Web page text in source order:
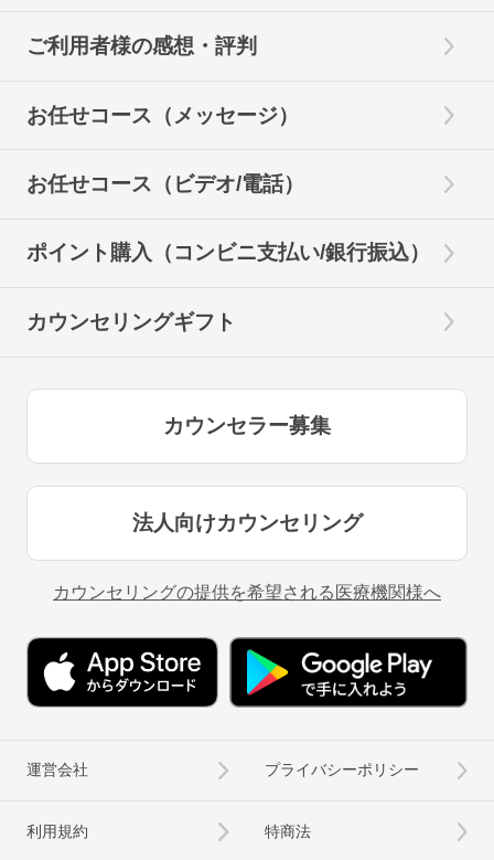
ご利用者様の感想・評判
お任せコース（メッセージ）
お任せコース（ビデオ/電話）
ポイント購入（コンビニ支払い/銀行振込）
カウンセリングギフト
カウンセラー募集
法人向けカウンセリング
カウンセリングの提供を希望される医療機関様へ
運営会社 プライバシーポリシー
利用規約 特商法